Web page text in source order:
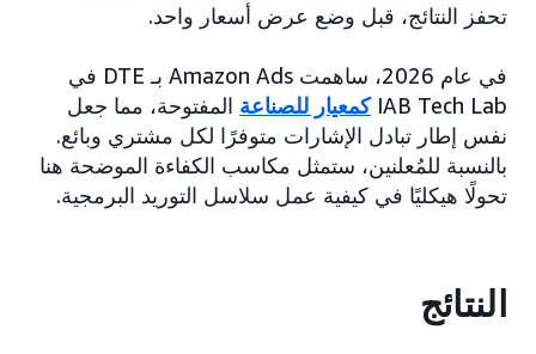
تحفز النتائج، قبل وضع عرض أسعار واحد.
في عام 2026، ساهمت Amazon Ads بـ DTE في
IAB Tech Lab كمعيار للصناعة المفتوحة، مما جعل
نفس إطار تبادل الإشارات متوفرًا لكل مشتري وبائع.
بالنسبة للمُعلنين، ستمثل مكاسب الكفاءة الموضحة هنا
تحولًا هيكليًا في كيفية عمل سلاسل التوريد البرمجية.
النتائج